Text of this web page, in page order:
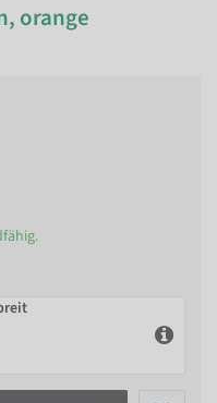
orange